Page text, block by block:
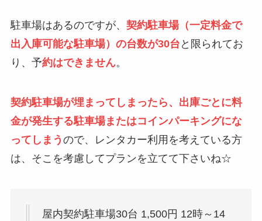
駐車場はあるのですが、 契約駐車場（一定料金で
出入庫可能な駐車場）の台数が30台 と限られてお
り、予約はできません。
契約駐車場が埋まってしまったら、出庫ごとに料
金が発生する駐車場またはコインパーキングにな
ってしまう ので、レンタカー利用を考えている方
は、そこを考慮してプランを立てて下さいね☆
屋内契約駐車場30台 1,500円 12時～14